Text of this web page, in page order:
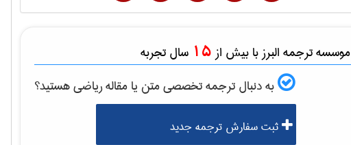
موسسه ترجمه البرز با بیش از 15 سال تجربه
به دنبال ترجمه تخصصی متن یا مقالهرياضیهستید؟
ثبت سفارش ترجمه جدید